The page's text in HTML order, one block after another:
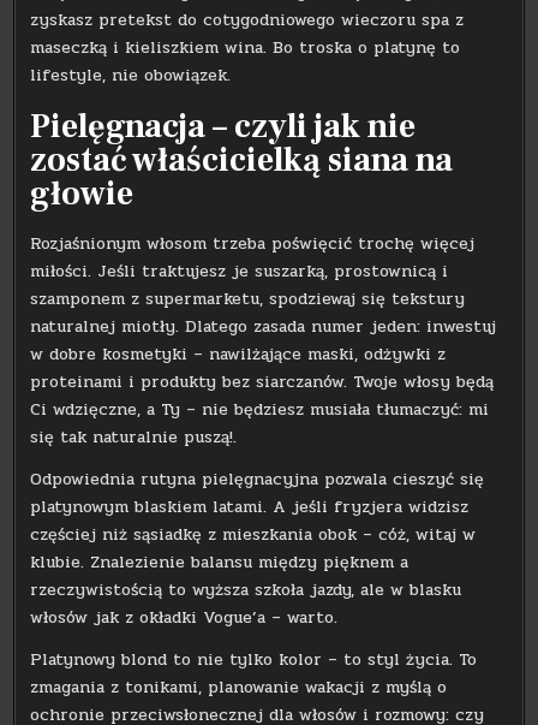
zyskasz pretekst do cotygodniowego wieczoru spa z
maseczką i kieliszkiem wina. Bo troska o platynę to
lifestyle, nie obowiązek.
Pielęgnacja – czyli jak nie
zostać właścicielką siana na
głowie
Rozjaśnionym włosom trzeba poświęcić trochę więcej
miłości. Jeśli traktujesz je suszarką, prostownicą i
szamponem z supermarketu, spodziewaj się tekstury
naturalnej miotły. Dlatego zasada numer jeden: inwestuj
w dobre kosmetyki – nawilżające maski, odżywki z
proteinami i produkty bez siarczanów. Twoje włosy będą
Ci wdzięczne, a Ty – nie będziesz musiała tłumaczyć: mi
się tak naturalnie puszą!.
Odpowiednia rutyna pielęgnacyjna pozwala cieszyć się
platynowym blaskiem latami. A jeśli fryzjera widzisz
częściej niż sąsiadkę z mieszkania obok – cóż, witaj w
klubie. Znalezienie balansu między pięknem a
rzeczywistością to wyższa szkoła jazdy, ale w blasku
włosów jak z okładki Vogue’a – warto.
Platynowy blond to nie tylko kolor – to styl życia. To
zmagania z tonikami, planowanie wakacji z myślą o
ochronie przeciwsłonecznej dla włosów i rozmowy: czy